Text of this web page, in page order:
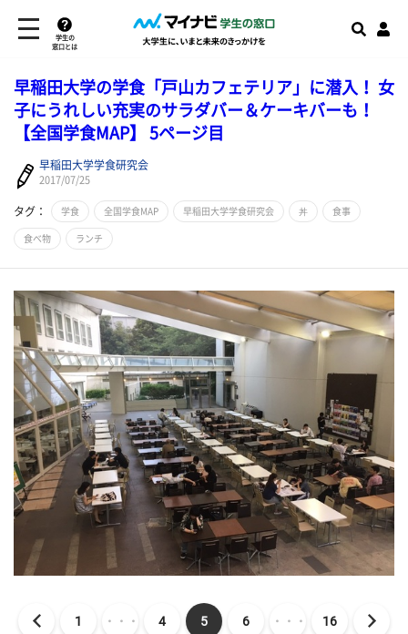
学生の
窓口とは
早稲田大学の学食「戸山カフェテリア」に潜入！ 女
子にうれしい充実のサラダバー＆ケーキバーも！
【全国学食MAP】 5ページ目
早稲田大学学食研究会
2017/07/25
タグ： 学食 全国学食MAP 早稲田大学学食研究会 丼 食事
食べ物 ランチ
1 ・・・ 4 5 6 ・・・ 16